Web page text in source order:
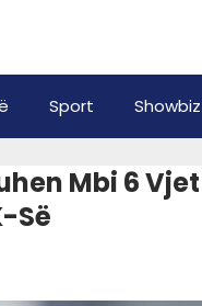
Sport Showbiz
Mbi 6
Së